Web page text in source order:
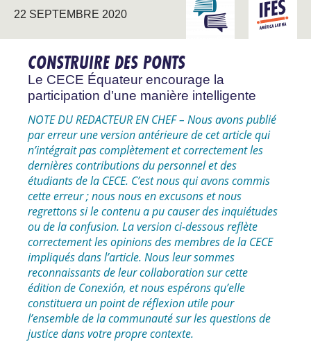
22 SEPTEMBRE 2020
INTERAGIR AVEC
L’UNIVERSITÉLATINE
CONSTRUIRE DES PONTS
Le CECE Équateur encourage la
participation d’une manière intelligente
NOTE DU REDACTEUR EN CHEF – Nous avons publié
par erreur une version antérieure de cet article qui
n’intégrait pas complètement et correctement les
dernières contributions du personnel et des
étudiants de la CECE. C’est nous qui avons commis
cette erreur ; nous nous en excusons et nous
regrettons si le contenu a pu causer des inquiétudes
ou de la confusion. La version ci-dessous reflète
correctement les opinions des membres de la CECE
impliqués dans l’article. Nous leur sommes
reconnaissants de leur collaboration sur cette
édition de Conexión, et nous espérons qu’elle
constituera un point de réflexion utile pour
l’ensemble de la communauté sur les questions de
justice dans votre propre contexte.